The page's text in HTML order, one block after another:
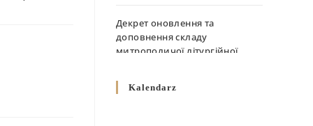
Декрет оновлення та
доповнення складу
митрополичої літургійної
10 GRUDNIA 2025
Kalendarz